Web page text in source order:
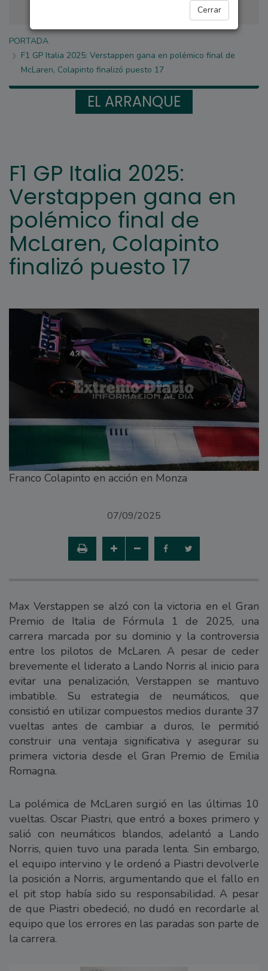
Cerrar
PORTADA
F1 GP Italia 2025: Verstappen gana en polémico final de
McLaren, Colapinto finalizó puesto 17
EL ARRANQUE
F1 GP Italia 2025:
Verstappen gana en
polémico final de
McLaren, Colapinto
finalizó puesto 17
Franco Colapinto en acción en Monza
07/09/2025
Max Verstappen se alzó con la victoria en el Gran
Premio de Italia de Fórmula 1 de 2025, una
carrera marcada por su dominio y la controversia
entre los pilotos de McLaren. A pesar de ceder
brevemente el liderato a Lando Norris al inicio para
evitar una penalización, Verstappen se mantuvo
imbatible. Su estrategia de neumáticos, que
consistió en utilizar compuestos medios durante 37
vueltas antes de cambiar a duros, le permitió
construir una ventaja significativa y asegurar su
primera victoria desde el Gran Premio de Emilia
Romagna.
La polémica de McLaren surgió en las últimas 10
vueltas. Oscar Piastri, que entró a boxes primero y
salió con neumáticos blandos, adelantó a Lando
Norris, quien tuvo una parada lenta. Sin embargo,
el equipo intervino y le ordenó a Piastri devolverle
la posición a Norris, argumentando que el fallo en
el pit stop había sido su responsabilidad. A pesar
de que Piastri obedeció, no dudó en recordarle al
equipo que los errores en las paradas son parte de
la carrera.